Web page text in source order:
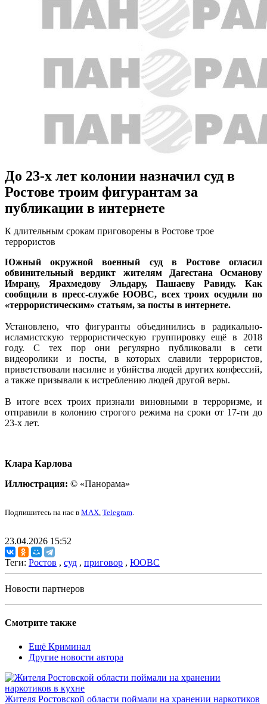
До 23-х лет колонии назначил суд в
Ростове троим фигурантам за
публикации в интернете
К длительным срокам приговорены в Ростове трое
террористов
Южный окружной военный суд в Ростове огласил
обвинительный вердикт жителям Дагестана Османову
Имрану, Ярахмедову Эльдару, Пашаеву Равиду. Как
сообщили в пресс-службе ЮОВС, всех троих осудили по
«террористическим» статьям, за посты в интернете.
Установлено, что фигуранты объединились в радикально-
исламистскую террористическую группировку ещё в 2018
году. С тех пор они регулярно публиковали в сети
видеоролики и посты, в которых славили террористов,
приветствовали насилие и убийства людей других конфессий,
а также призывали к истреблению людей другой веры.
В итоге всех троих признали виновными в терроризме, и
отправили в колонию строгого режима на сроки от 17-ти до
23-х лет.
Клара Карлова
Иллюстрация: © «Панорама»
Подпишитесь на нас в MAX, Telegram.
23.04.2026 15:52
Теги: Ростов , суд , приговор , ЮОВС
Новости партнеров
Смотрите также
Ещё Криминал
Другие новости автора
Жителя Ростовской области поймали на хранении наркотиков